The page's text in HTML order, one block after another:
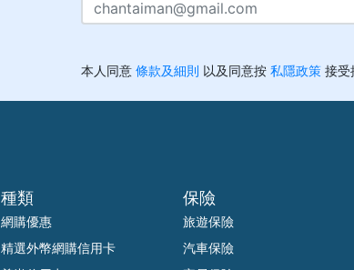
種類
網購優惠
精選外幣網購信用卡
保險
旅遊保險
汽車保險